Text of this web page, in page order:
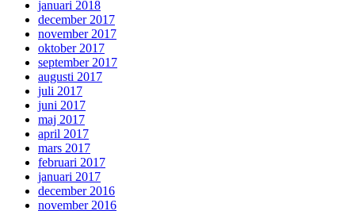
januari 2018
december 2017
november 2017
oktober 2017
september 2017
augusti 2017
juli 2017
juni 2017
maj 2017
april 2017
mars 2017
februari 2017
januari 2017
december 2016
november 2016